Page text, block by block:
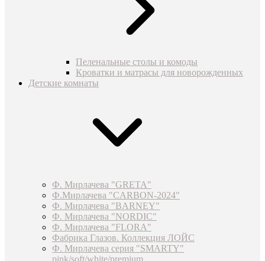
Пеленальные столы и комоды
Кроватки и матрасы для новорожденных
Детские комнаты
Ф. Мирлачева "GRETA"
Ф.Мирлачева "CARBON-2024"
Ф. Мирлачева "BARNEY"
Ф. Мирлачева "NORDIC"
Ф. Мирлачева "FLORA"
Фабрика Глазов. Коллекция ЛОЙС
Ф. Мирлачева серия "SMARTY"
pink/soft/white/premium